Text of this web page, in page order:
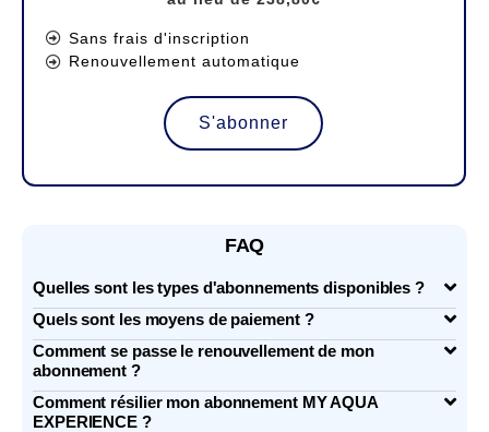
Sans frais d'inscription
Renouvellement automatique
S'abonner
FAQ
Quelles sont les types d'abonnements disponibles ?
Quels sont les moyens de paiement ?
Comment se passe le renouvellement de mon
abonnement ?
Comment résilier mon abonnement MY AQUA
EXPERIENCE ?